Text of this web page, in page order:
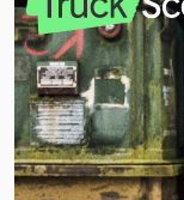
condiționat, - Filtru
cu roți duble